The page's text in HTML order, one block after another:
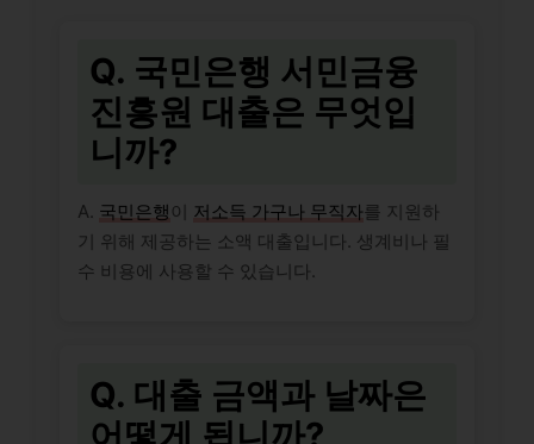
Q. 국민은행 서민금융
진흥원 대출은 무엇입
니까?
A. 국민은행 이 저소득 가구나 무직자를 지원하
기 위해 제공하는 소액 대출입니다. 생계비나 필
수 비용에 사용할 수 있습니다.
Q. 대출 금액과 날짜은
어떻게 됩니까?